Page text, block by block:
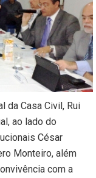
da Casa Civil, Rui
ao lado do
César
Monteiro, além
com a